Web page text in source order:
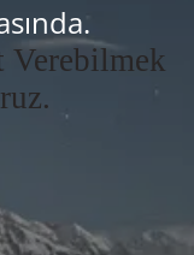
Verebilmek